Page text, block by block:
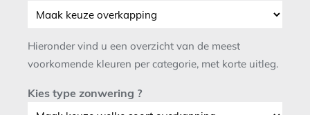
Hieronder vind u een overzicht van de meest
voorkomende kleuren per categorie, met korte uitleg.
Kies type zonwering ?